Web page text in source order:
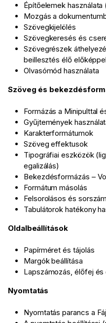
Építőelemek
Mozgás a
Szövegkijelölés
Szövegkeresés és
Szövegrészek
beillesztés élő előképpel
Olvasómód használata
Szöveg és
Formázás a Minipulttal
Gyűjtemények
Karakterformátumok
Szöveg effektusok
Tipográfiai eszközök
egalizálás)
Bekezdésformázás –
Formátum másolás
Felsorolásos és
Tabulátorok hatékony
Oldalbeállítások
Papírméret és tájolás
Margók beállítása
Lapszámozás, élőfej és
Nyomtatás
Nyomtatás parancs a